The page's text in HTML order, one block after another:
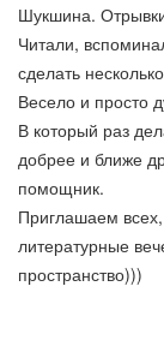
Шукшина.
Читали,
сделать
Весело и просто
В который раз
добрее и ближе
помощник.
Приглашаем
литературные
пространство)))